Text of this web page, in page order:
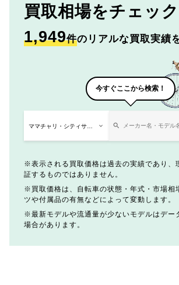
買取相場をチェック
1,949件のリアルな買取実績
今すぐここから検索！
表示される買取価格は過去の実績であり、
証するものではありません。
買取価格は、自転車の状態・年式・市場相
ツや付属品の有無などによって変動します。
最新モデルや流通量が少ないモデルはデー
場合があります。